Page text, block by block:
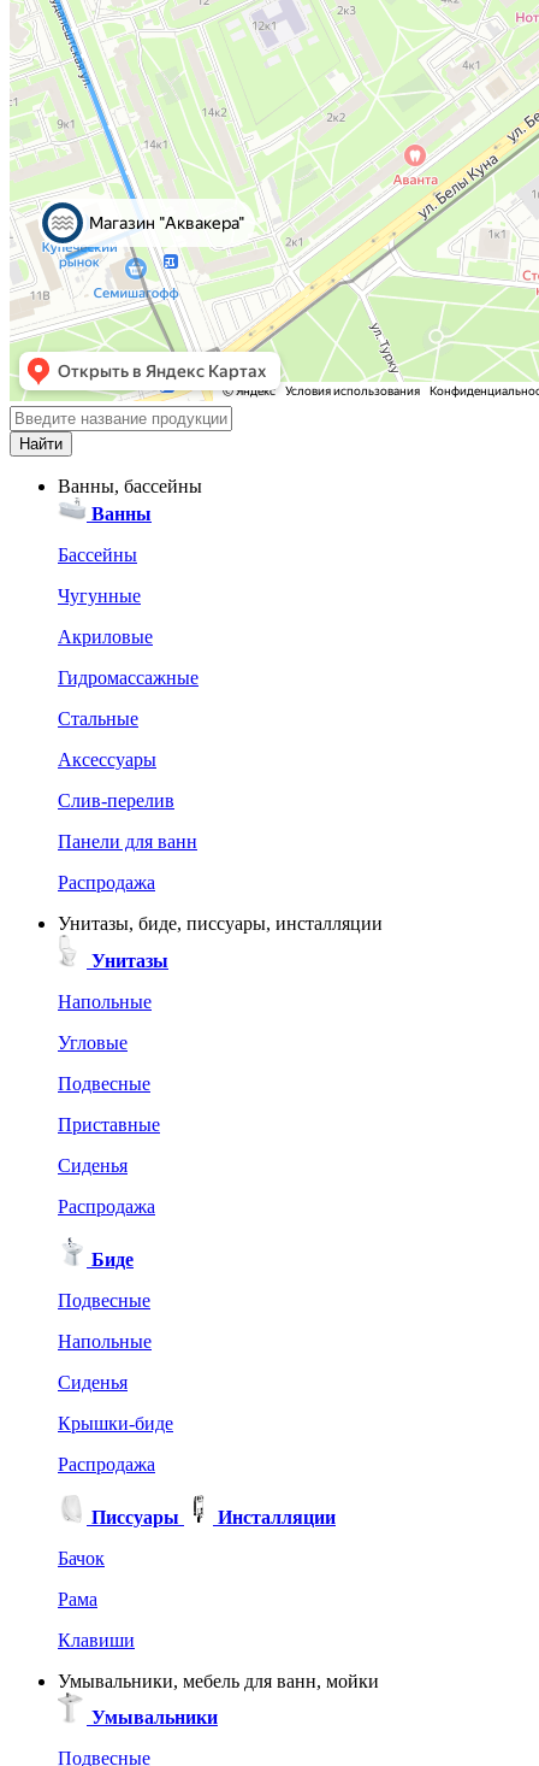
Ванны, бассейны
Ванны
Бассейны
Чугунные
Акриловые
Гидромассажные
Стальные
Аксессуары
Слив-перелив
Панели для ванн
Распродажа
Унитазы, биде, писсуары, инсталляции
Унитазы
Напольные
Угловые
Подвесные
Приставные
Сиденья
Распродажа
Биде
Подвесные
Напольные
Сиденья
Крышки-биде
Распродажа
Писсуары
Инсталляции
Бачок
Рама
Клавиши
Умывальники, мебель для ванн, мойки
Умывальники
Подвесные